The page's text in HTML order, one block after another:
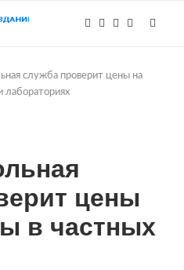
служба проверит цены на
лабораториях
цены
в частных